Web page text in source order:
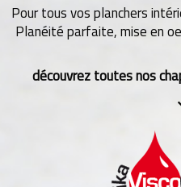
Pour tous vos planchers
Planéité parfaite, mise en
découvrez toutes nos